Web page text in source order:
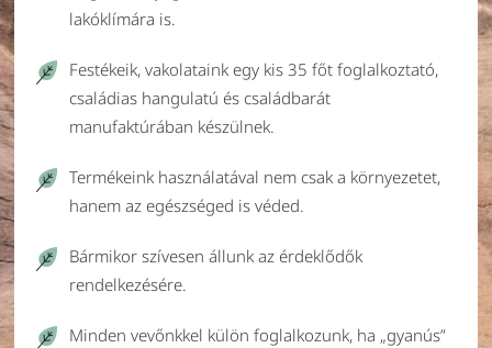
lakóklímára is.
Festékeik, vakolataink egy kis 35 főt foglalkoztató,
családias hangulatú és családbarát
manufaktúrában készülnek.
Termékeink használatával nem csak a környezetet,
hanem az egészséged is véded.
Bármikor szívesen állunk az érdeklődők
rendelkezésére.
Minden vevőnkkel külön foglalkozunk, ha „gyanús”